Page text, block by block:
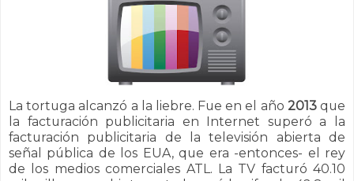
La tortuga alcanzó a la liebre. Fue en el año 2013que
la facturación publicitaria en Internet superó a la
facturación publicitaria de la televisión abierta de
señal pública de los EUA, que era -entonces- el rey
de los medios comerciales ATL. La TV facturó 40.10